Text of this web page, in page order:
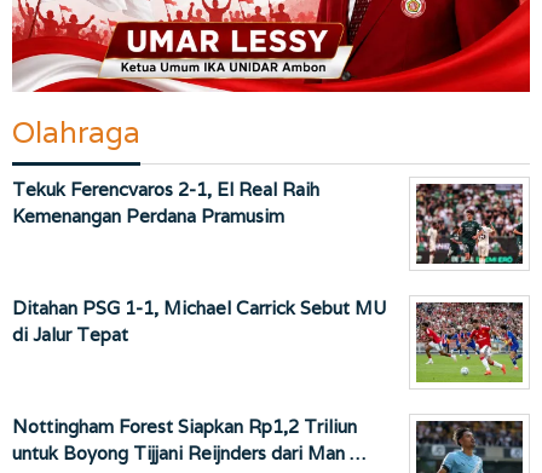
Olahraga
Tekuk Ferencvaros 2-1, El Real Raih
Kemenangan Perdana Pramusim
Ditahan PSG 1-1, Michael Carrick Sebut MU
di Jalur Tepat
Nottingham Forest Siapkan Rp1,2 Triliun
untuk Boyong Tijjani Reijnders dari Man …